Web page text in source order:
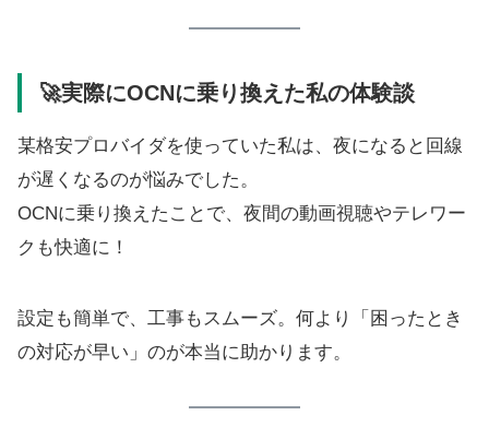
🚀実際にOCNに乗り換えた私の体験談
某格安プロバイダを使っていた私は、夜になると回線
が遅くなるのが悩みでした。
OCNに乗り換えたことで、夜間の動画視聴やテレワー
クも快適に！
設定も簡単で、工事もスムーズ。何より「困ったとき
の対応が早い」のが本当に助かります。